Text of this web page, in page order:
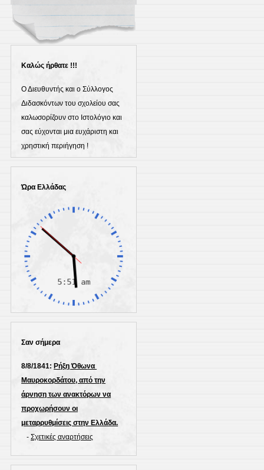
Καλώς ήρθατε !!!
Ο Διευθυντής και ο Σύλλογος
Διδασκόντων του σχολείου σας
καλωσορίζουν στο Ιστολόγιο και
σας εύχονται μια ευχάριστη και
χρηστική περιήγηση !
Ώρα Ελλάδας
Σαν σήμερα
8/8/1841: Ρήξη Όθωνα 
Μαυροκορδάτου, από την
άρνηση των ανακτόρων να
προχωρήσουν οι
μεταρρυθμίσεις στην Ελλάδα.
-Σχετικές αναρτήσεις